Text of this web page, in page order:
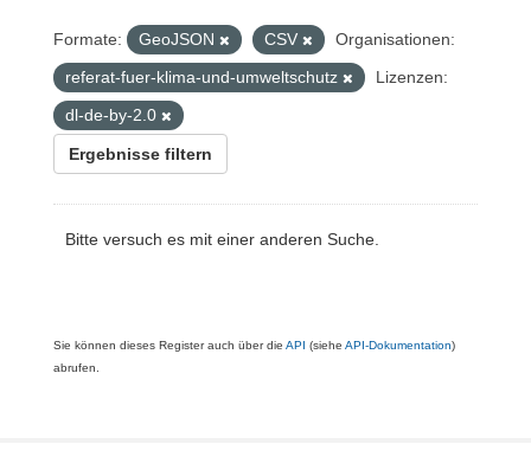
Formate: GeoJSON CSV
Organisationen:
referat-fuer-klima-und-umweltschutz
Lizenzen:
dl-de-by-2.0
Ergebnisse filtern
Bitte versuch es mit einer anderen Suche.
Sie können dieses Register auch über die API (siehe API-Dokumentation)
abrufen.